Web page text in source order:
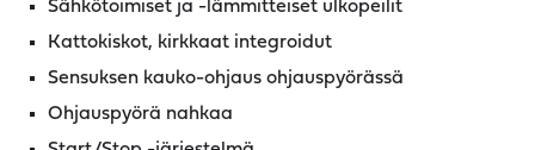
Sähkötoimiset ja -lämmitteiset ulkopeilit
Kattokiskot, kirkkaat integroidut
Sensuksen kauko-ohjaus ohjauspyörässä
Ohjauspyörä nahkaa